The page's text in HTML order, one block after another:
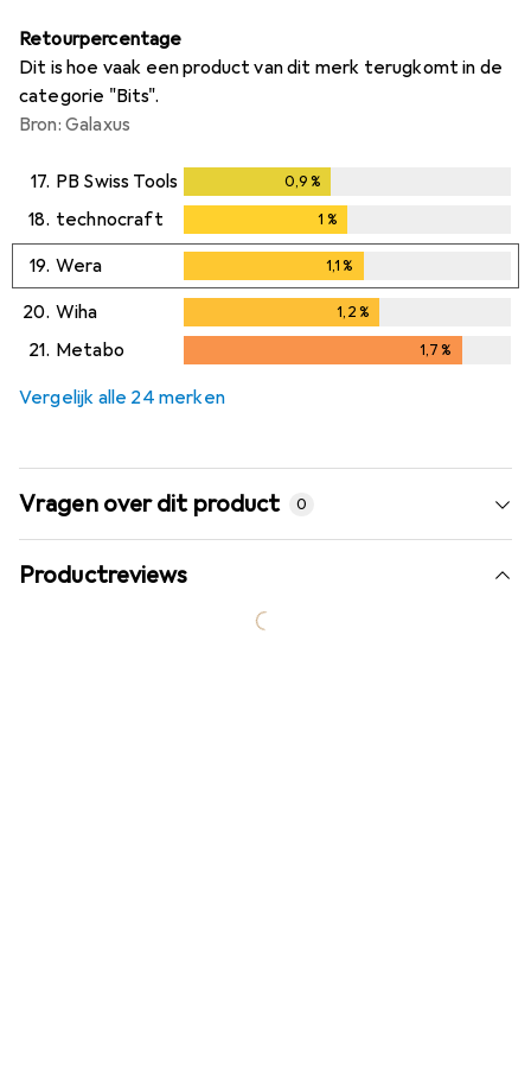
Retourpercentage
Dit is hoe vaak een product van dit merk terugkomt in de
categorie "Bits".
Bron: Galaxus
17. PB Swiss Tools 0,9%
18. technocraft 1 %
19. Wera 1,1%
20. Wiha 1,2%
21. Metabo 1,7%
Vergelijk alle 24 merken
Vragen over dit product 0
Productreviews